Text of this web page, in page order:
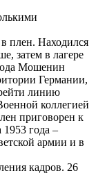
плен. Находился
затем в лагере
Мошенин
Германии,
линию
коллегией
приговорен к
1953 года –
армии и в
кадров. 26